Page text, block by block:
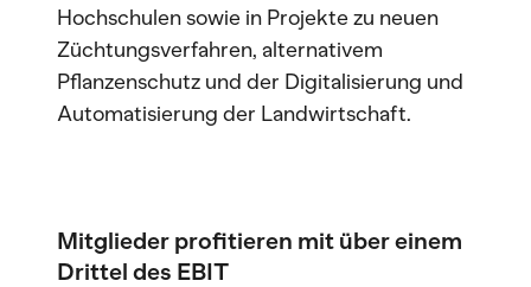
Hochschulen sowie in Projekte zu neuen
Züchtungsverfahren, alternativem
Pflanzenschutz und der Digitalisierung und
Automatisierung der Landwirtschaft.
Mitglieder profitieren mit über einem
Drittel des EBIT